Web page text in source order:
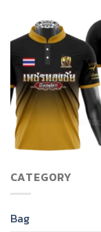
CATEGORY
Bag